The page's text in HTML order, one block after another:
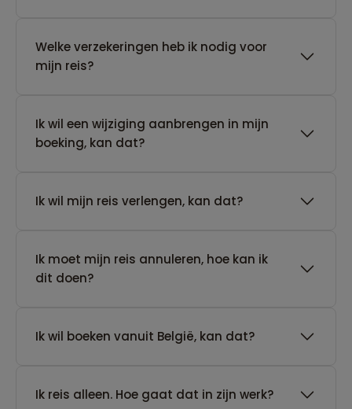
Welke verzekeringen heb ik nodig voor
mijn reis?
Ik wil een wijziging aanbrengen in mijn
boeking, kan dat?
Ik wil mijn reis verlengen, kan dat?
Ik moet mijn reis annuleren, hoe kan ik
dit doen?
Ik wil boeken vanuit België, kan dat?
​Ik reis alleen. Hoe gaat dat in zijn werk?